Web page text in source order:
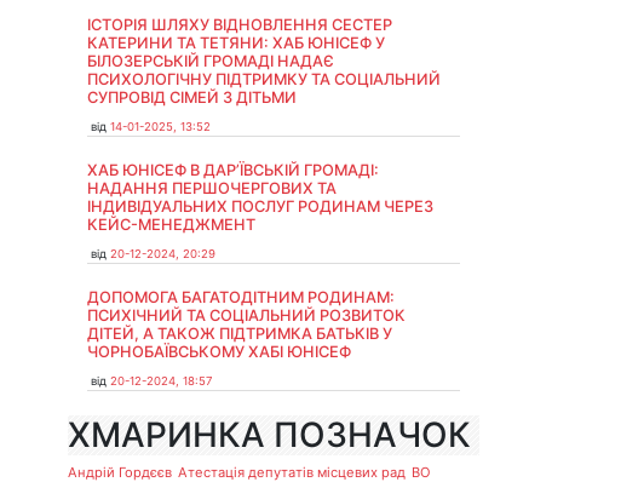
ІСТОРІЯ ШЛЯХУ ВІДНОВЛЕННЯ СЕСТЕР
КАТЕРИНИ ТА ТЕТЯНИ: ХАБ ЮНІСЕФ У
БІЛОЗЕРСЬКІЙ ГРОМАДІ НАДАЄ
ПСИХОЛОГІЧНУ ПІДТРИМКУ ТА СОЦІАЛЬНИЙ
СУПРОВІД СІМЕЙ З ДІТЬМИ
від 14-01-2025, 13:52
ХАБ ЮНІСЕФ В ДАР’ЇВСЬКІЙ ГРОМАДІ:
НАДАННЯ ПЕРШОЧЕРГОВИХ ТА
ІНДИВІДУАЛЬНИХ ПОСЛУГ РОДИНАМ ЧЕРЕЗ
КЕЙС-МЕНЕДЖМЕНТ
від 20-12-2024, 20:29
ДОПОМОГА БАГАТОДІТНИМ РОДИНАМ:
ПСИХІЧНИЙ ТА СОЦІАЛЬНИЙ РОЗВИТОК
ДІТЕЙ, А ТАКОЖ ПІДТРИМКА БАТЬКІВ У
ЧОРНОБАЇВСЬКОМУ ХАБІ ЮНІСЕФ
від 20-12-2024, 18:57
ХМАРИНКА ПОЗНАЧОК
Андрій Гордєєв Атестація депутатів місцевих рад ВО